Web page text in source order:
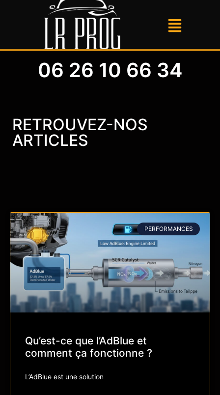
06 26 10 66 34
RETROUVEZ-NOS
ARTICLES
PERFORMANCES
Qu’est-ce que l’AdBlue et
comment ça fonctionne ?
L’AdBlue est une solution